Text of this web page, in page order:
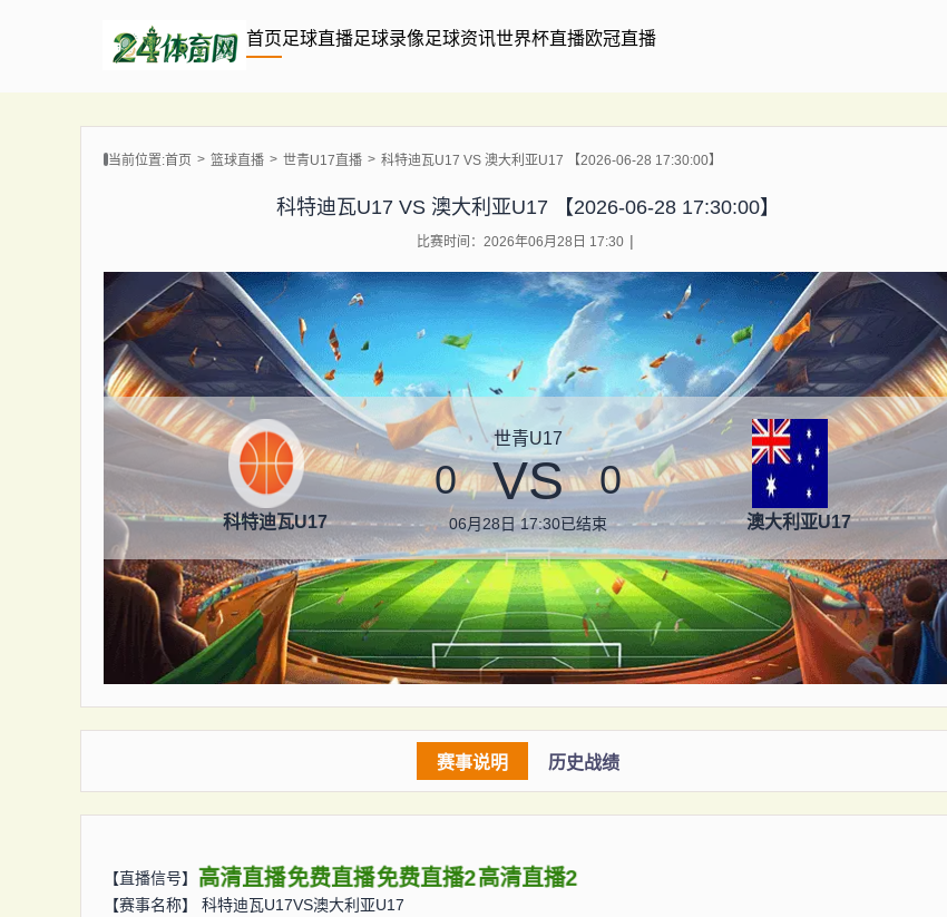
首页足球直播足球录像足球资讯世界杯直播欧冠直播
当前位置:首页 篮球直播 世青U17直播 科特迪瓦U17 VS 澳大利亚U17 【2026-06-28 17:30:00】
科特迪瓦U17 VS 澳大利亚U17 【2026-06-28 17:30:00】
比赛时间：2026年06月28日 17:30
科特迪瓦U17
世青U17
0 VS 0
06月28日 17:30已结束 澳大利亚U17
赛事说明 历史战绩
【直播信号】 高清直播 免费直播 免费直播2 高清直播2
【赛事名称】 科特迪瓦U17VS澳大利亚U17